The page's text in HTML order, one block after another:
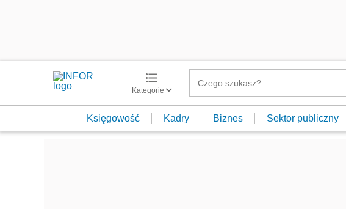
Kategorie
Księgowość Kadry Biznes Sektor publiczny